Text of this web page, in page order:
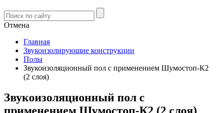
Отмена
Главная
Звукоизолирующие конструкции
Полы
Звукоизоляционный пол с применением Шумостоп-К2
(2 слоя)
Звукоизоляционный пол с